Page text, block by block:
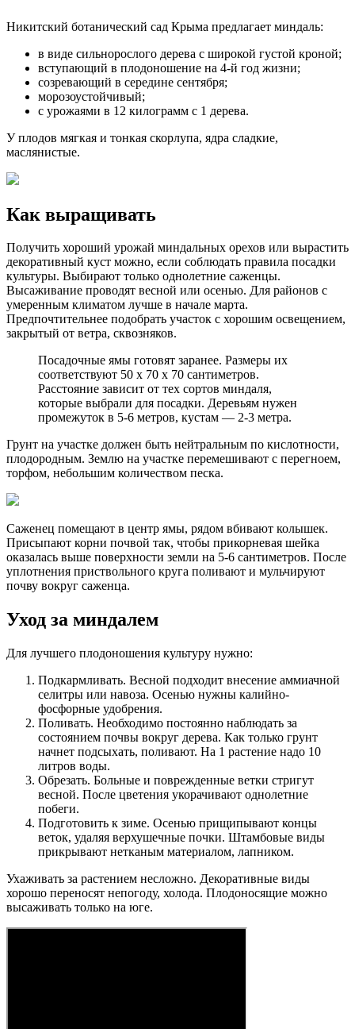
Никитский ботанический сад Крыма предлагает миндаль:
в виде сильнорослого дерева с широкой густой кроной;
вступающий в плодоношение на 4-й год жизни;
созревающий в середине сентября;
морозоустойчивый;
с урожаями в 12 килограмм с 1 дерева.
У плодов мягкая и тонкая скорлупа, ядра сладкие,
маслянистые.
Как выращивать
Получить хороший урожай миндальных орехов или вырастить
декоративный куст можно, если соблюдать правила посадки
культуры. Выбирают только однолетние саженцы.
Высаживание проводят весной или осенью. Для районов с
умеренным климатом лучше в начале марта.
Предпочтительнее подобрать участок с хорошим освещением,
закрытый от ветра, сквозняков.
Посадочные ямы готовят заранее. Размеры их
соответствуют 50 х 70 х 70 сантиметров.
Расстояние зависит от тех сортов миндаля,
которые выбрали для посадки. Деревьям нужен
промежуток в 5-6 метров, кустам — 2-3 метра.
Грунт на участке должен быть нейтральным по кислотности,
плодородным. Землю на участке перемешивают с перегноем,
торфом, небольшим количеством песка.
Саженец помещают в центр ямы, рядом вбивают колышек.
Присыпают корни почвой так, чтобы прикорневая шейка
оказалась выше поверхности земли на 5-6 сантиметров. После
уплотнения приствольного круга поливают и мульчируют
почву вокруг саженца.
Уход за миндалем
Для лучшего плодоношения культуру нужно:
Подкармливать. Весной подходит внесение аммиачной
селитры или навоза. Осенью нужны калийно-
фосфорные удобрения.
Поливать. Необходимо постоянно наблюдать за
состоянием почвы вокруг дерева. Как только грунт
начнет подсыхать, поливают. На 1 растение надо 10
литров воды.
Обрезать. Больные и поврежденные ветки стригут
весной. После цветения укорачивают однолетние
побеги.
Подготовить к зиме. Осенью прищипывают концы
веток, удаляя верхушечные почки. Штамбовые виды
прикрывают нетканым материалом, лапником.
Ухаживать за растением несложно. Декоративные виды
хорошо переносят непогоду, холода. Плодоносящие можно
высаживать только на юге.